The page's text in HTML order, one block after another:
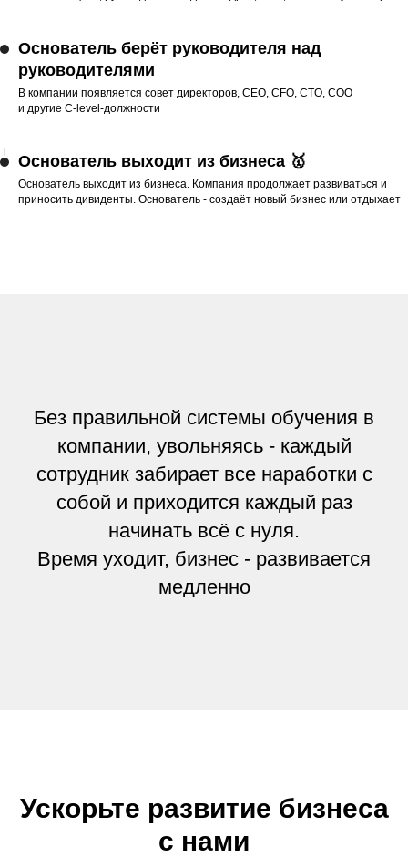
Основатель берёт руководителя над
руководителями
В компании появляется совет директоров, CEO, CFO, CTO, COO
и другие C-level-должности
Основатель выходит из бизнеса 🥇
Основатель выходит из бизнеса. Компания продолжает развиваться и
приносить дивиденты. Основатель - создаёт новый бизнес или отдыхает
Без правильной системы обучения в
компании, увольняясь - каждый
сотрудник забирает все наработки с
собой и приходится каждый раз
начинать всё с нуля.
Время уходит, бизнес - развивается
медленно
Ускорьте развитие бизнеса
с нами